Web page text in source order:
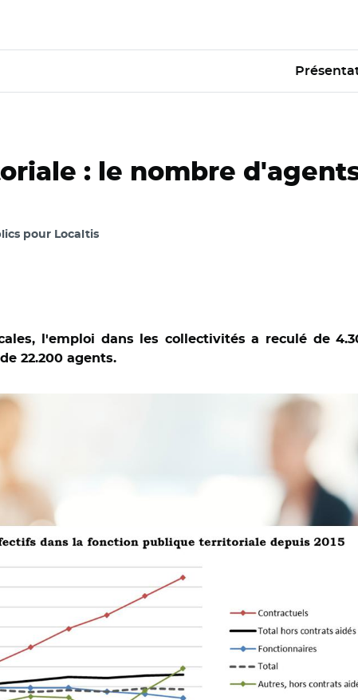
: le nombre
pour Localtis
l'emploi dans les collectivités a reculé de
22.200 agents.